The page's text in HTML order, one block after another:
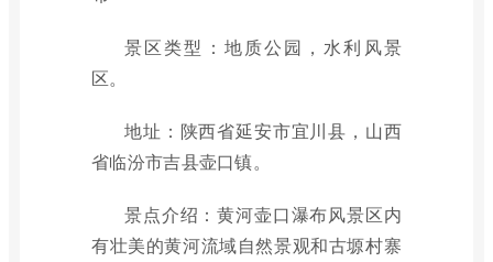
景区类型：地质公园，水利风景
区。
地址：陕西省延安市宜川县，山西
省临汾市吉县壶口镇。
景点介绍：黄河壶口瀑布风景区内
有壮美的黄河流域自然景观和古塬村寨